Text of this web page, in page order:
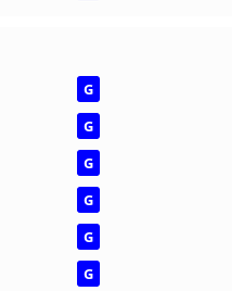
G
G
G
G
G
G